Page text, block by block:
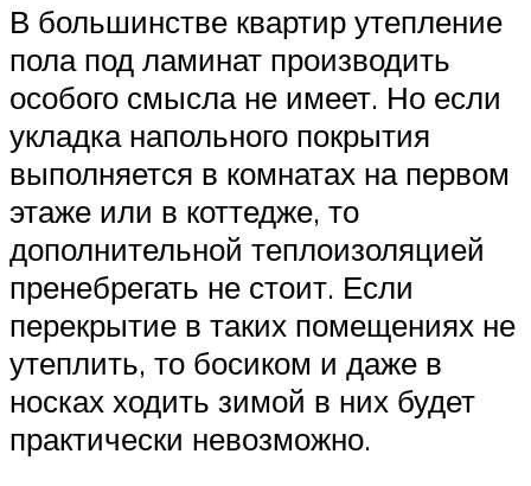
В большинстве квартир утепление
пола под ламинат производить
особого смысла не имеет. Но если
укладка напольного покрытия
выполняется в комнатах на первом
этаже или в коттедже, то
дополнительной теплоизоляцией
пренебрегать не стоит. Если
перекрытие в таких помещениях не
утеплить, то босиком и даже в
носках ходить зимой в них будет
практически невозможно.